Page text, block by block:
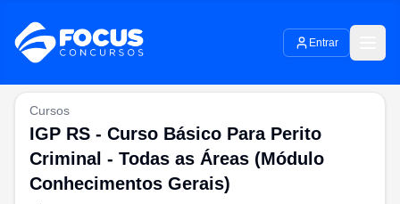
Entrar
Cursos
IGP RS - Curso Básico Para Perito
Criminal - Todas as Áreas (Módulo
Conhecimentos Gerais)